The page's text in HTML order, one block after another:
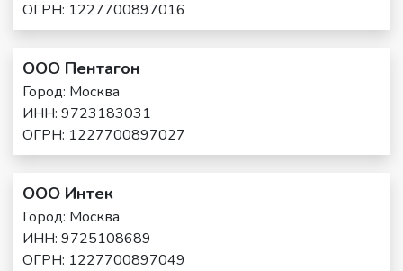
ОГРН: 1227700897016
ООО Пентагон
Город: Москва
ИНН: 9723183031
ОГРН: 1227700897027
ООО Интек
Город: Москва
ИНН: 9725108689
ОГРН: 1227700897049